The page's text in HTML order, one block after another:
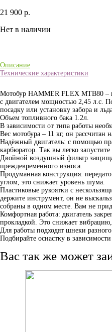
21 900 р.
Нет в наличии
Описание
Технические характеристики
Мотобур HAMMER FLEX MTB80 –
с двигателем мощностью 2,45 л.с.
посадку или установку забора и
Объем топливного бака 1.2л.
В зависимости от типа работы
Вес мотобура – 11 кг, он рассчитан
Надёжный двигатель: с помощью
карбюратор. Так вы легко
Двойной воздушный фильтр
преждевременного износа.
Продуманная конструкция:
углом, это снижает уровень шума.
Пластиковые рукоятки с
держите инструмент, он не
собраны в одном месте. Вам не
Комфортная работа: двигатель
прокладкой. Это снижает
Для работы подходят шнеки
Подбирайте оснастку в зависимости
Вас так же может